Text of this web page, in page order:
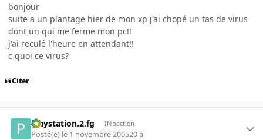
bonjour
suite a un plantage hier de mon xp j'ai chopé un tas de virus
dont un qui me ferme mon pc!!
j'ai reculé l'heure en attendant!!
c quoi ce virus?
Citer
playstation.2.fg INpactien
Posté(e) le 1 novembre 200520 a